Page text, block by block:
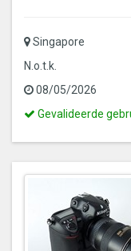
Singapore
N.o.t.k.
08/05/2026
Dit
een
gevalideerde
gebruiker
Gevalideerde